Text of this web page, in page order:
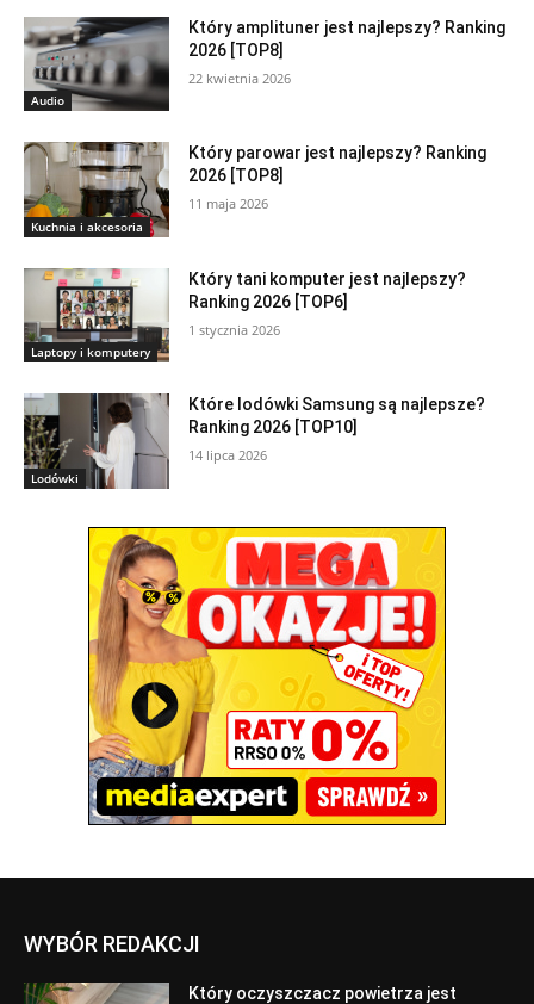
Audio
Który amplituner jest najlepszy? Ranking
2026 [TOP8]
22 kwietnia 2026
Kuchnia i akcesoria
Który parowar jest najlepszy? Ranking
2026 [TOP8]
11 maja 2026
Laptopy i komputery
Który tani komputer jest najlepszy?
Ranking 2026 [TOP6]
1 stycznia 2026
Lodówki
Które lodówki Samsung są najlepsze?
Ranking 2026 [TOP10]
14 lipca 2026
WYBÓR REDAKCJI
Który oczyszczacz powietrza jest